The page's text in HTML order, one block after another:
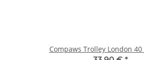
Compaws Trolley London 40